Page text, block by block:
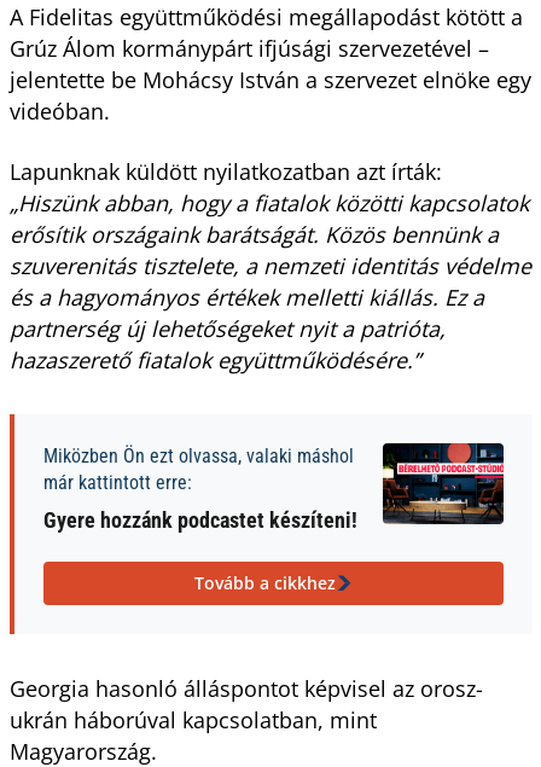
A Fidelitas együttműködési megállapodást kötött a
Grúz Álom kormánypárt ifjúsági szervezetével –
jelentette be Mohácsy István a szervezet elnöke egy
videóban.
Lapunknak küldött nyilatkozatban azt írták:
„Hiszünk abban, hogy a fiatalok közötti kapcsolatok
erősítik országaink barátságát. Közös bennünk a
szuverenitás tisztelete, a nemzeti identitás védelme
és a hagyományos értékek melletti kiállás. Ez a
partnerség új lehetőségeket nyit a patrióta,
hazaszerető fiatalok együttműködésére.”
Miközben Ön ezt olvassa, valaki máshol
már kattintott erre:
Gyere hozzánk podcastet készíteni!
Tovább a cikkhez
Georgia hasonló álláspontot képvisel az orosz-
ukrán háborúval kapcsolatban, mint
Magyarország.